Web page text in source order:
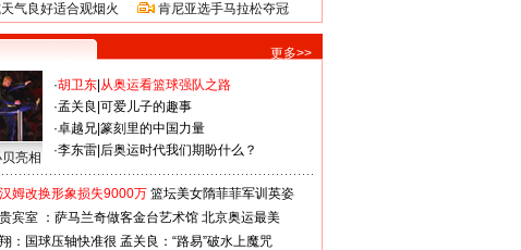
气良好适合观烟火
肯尼亚选手马拉松夺冠
更多>>
亮相
·胡卫东 从奥运看篮球强队之路
·孟关良 可爱儿子的趣事
·卓越兄 篆刻里的中国力量
·李东雷 后奥运时代我们期盼什么？
姆改换形象损失9000万 篮坛美女隋菲菲军训英姿
宾室 ：萨马兰奇做客金台艺术馆 北京奥运最美
：国球压轴快准很 孟关良：“路易”破水上魔咒